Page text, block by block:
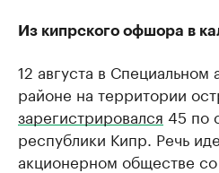
Из кипрского офшора в
12 августа в
районе на территории
зарегистрировался 45 по
республики Кипр. Речь
акционерном обществе